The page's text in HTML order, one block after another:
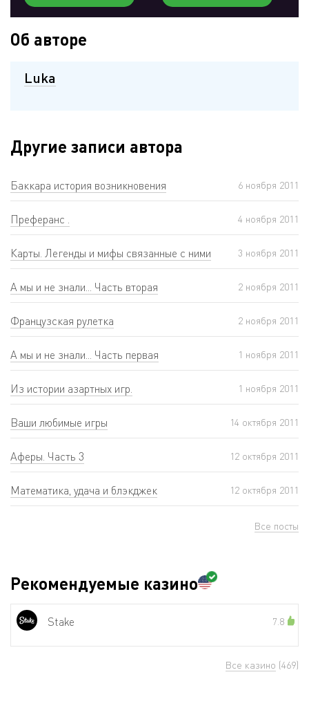
Об авторе
Luka
Другие записи автора
Баккара история возникновения 6 ноября 2011
Преферанс . 4 ноября 2011
Карты. Легенды и мифы связанные с ними 3 ноября 2011
А мы и не знали... Часть вторая 2 ноября 2011
Французская рулетка 2 ноября 2011
А мы и не знали... Часть первая 1 ноября 2011
Из истории азартных игр. 1 ноября 2011
Ваши любимые игры 14 октября 2011
Аферы. Часть 3 12 октября 2011
Математика, удача и блэкджек 12 октября 2011
Все посты
Рекомендуемые казино
Stake 7.8
Все казино (469)